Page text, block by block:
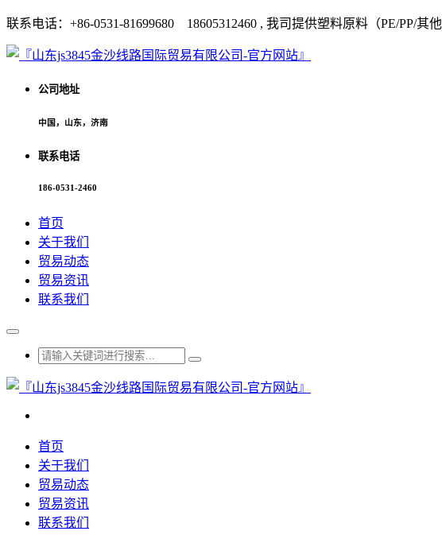
联系电话：+86-0531-81699680 18605312460 , 我司提供塑料原料（PE/PP/
公司地址
中国，山东，济南
联系电话
186-0531-2460
首页
关于我们
贸易动态
贸易资讯
联系我们
首页
关于我们
贸易动态
贸易资讯
联系我们